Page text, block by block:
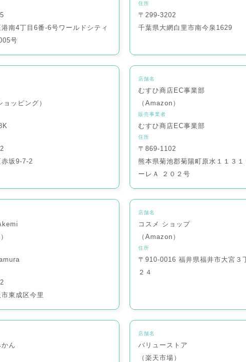
南4丁目6番-6号ワールドシティ
号
住所
〒299-3202
千葉県大網白里市南今泉1629
ョッピング）
坂9-7-2
店舗名
むすひ商店EC事業部
（Amazon）
販売事業者
むすひ商店EC事業部
住所
〒869-1102
熊本県菊池郡菊陽町原水１１３１
ーレＡ ２０２号
東成区今里
店舗名
コスメ ショップ
（Amazon）
住所
〒910-0016 福井県福井市大宮３
２４
ん
店舗名
バリューストア
（楽天市場）